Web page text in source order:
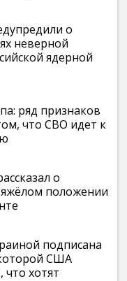
о
неверной
ядерной
ряд признаков
что СВО идет к
о
положении
подписана
США
что хотят